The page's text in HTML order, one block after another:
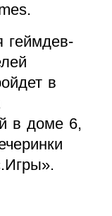
геймдев-
в
в доме 6,